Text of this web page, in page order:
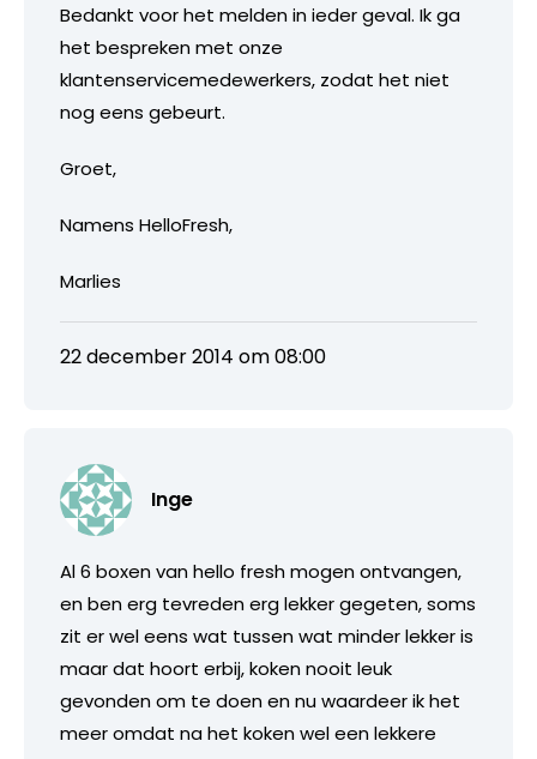
Bedankt voor het melden in ieder geval. Ik ga
het bespreken met onze
klantenservicemedewerkers, zodat het niet
nog eens gebeurt.
Groet,
Namens HelloFresh,
Marlies
22 december 2014 om 08:00
Inge
Al 6 boxen van hello fresh mogen ontvangen,
en ben erg tevreden erg lekker gegeten, soms
zit er wel eens wat tussen wat minder lekker is
maar dat hoort erbij, koken nooit leuk
gevonden om te doen en nu waardeer ik het
meer omdat na het koken wel een lekkere